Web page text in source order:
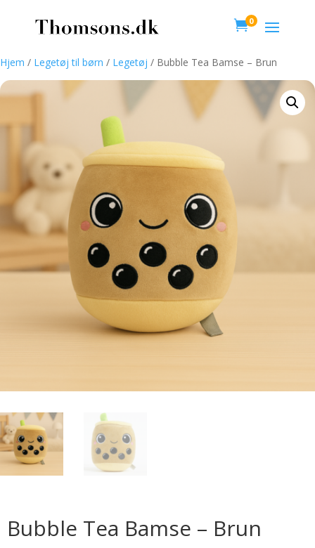
0
Hjem / Legetøj til børn / Legetøj / Bubble Tea Bamse – Brun
Bubble Tea Bamse – Brun